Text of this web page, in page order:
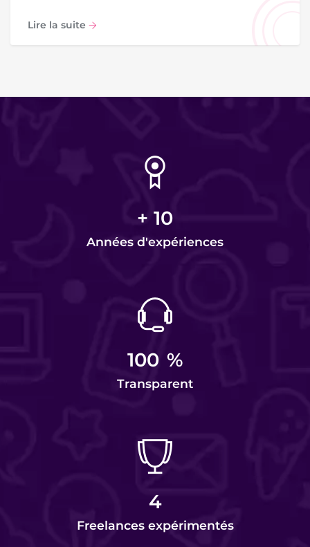
Lire la suite
+ 10
Années d'expériences
100 %
Transparent
4
Freelances expérimentés